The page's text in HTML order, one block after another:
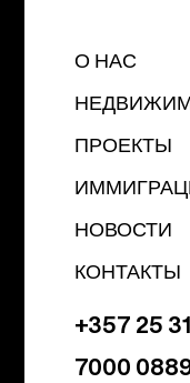
О НАС
ПРОЕКТЫ
НОВОСТИ
КОНТАКТЫ
+357 25
7000